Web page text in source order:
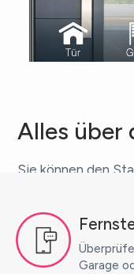
Alles über
Sie können den
Wenn ein Sensor
ist, sehen Sie ein
Garage